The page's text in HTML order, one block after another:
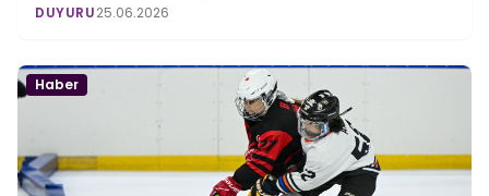
DUYURU25.06.2026
Haber